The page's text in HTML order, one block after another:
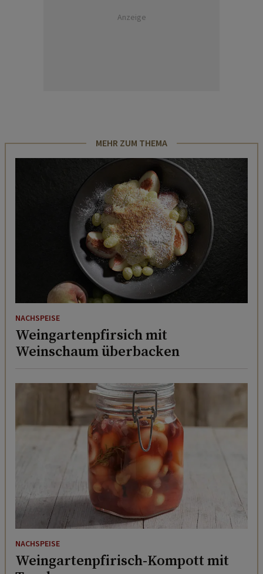
Anzeige
MEHR ZUM THEMA
NACHSPEISE
Weingartenpfirsich mit
Weinschaum überbacken
NACHSPEISE
Weingartenpfirisch-Kompott mit